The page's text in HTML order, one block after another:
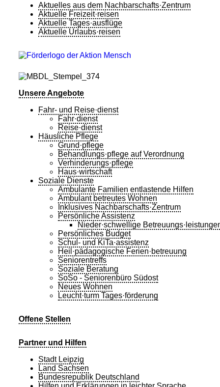
Aktuelles aus dem Nachbarschafts·Zentrum
Aktuelle Freizeit·reisen
Aktuelle Tages·ausflüge
Aktuelle Urlaubs·reisen
Unsere Angebote
Fahr- und Reise·dienst
Fahr·dienst
Reise·dienst
Häusliche Pflege
Grund·pflege
Behandlungs·pflege auf Verordnung
Verhinderungs·pflege
Haus·wirtschaft
Soziale Dienste
Ambulante Familien entlastende Hilfen
Ambulant betreutes Wohnen
Inklusives Nachbarschafts·Zentrum
Persönliche Assistenz
Nieder·schwellige
Persönliches Budget
Schul- und KiTa·assistenz
Heil·pädagogische Ferien·betreuung
Seniorentreffs
Soziale Beratung
SoSo - Seniorenbüro Südost
Neues Wohnen
Leucht·turm Tages·förderung
Offene Stellen
Partner und Hilfen
Stadt Leipzig
Land Sachsen
Bundesrepublik Deutschland